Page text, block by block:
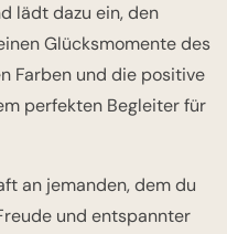
lädt dazu ein, den
Glücksmomente des
Farben und die positive
perfekten Begleiter für
an jemanden, dem du
und entspannter